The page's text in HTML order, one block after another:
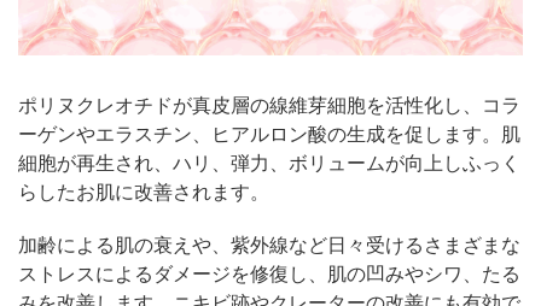
ポリヌクレオチドが真皮層の線維芽細胞を活性化し、コラ
ーゲンやエラスチン、ヒアルロン酸の生成を促します。肌
細胞が再生され、ハリ、弾力、ボリュームが向上しふっく
らしたお肌に改善されます。
加齢による肌の衰えや、紫外線など日々受けるさまざまな
ストレスによるダメージを修復し、肌の凹みやシワ、たる